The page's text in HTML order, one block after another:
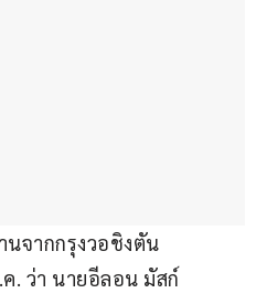
นจากกรุงวอชิงตัน
. ว่า นายอีลอน มัสก์